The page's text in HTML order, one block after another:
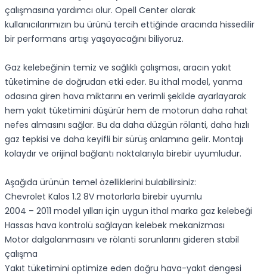
çalışmasına yardımcı olur. Opell Center olarak
kullanıcılarımızın bu ürünü tercih ettiğinde aracında hissedilir
bir performans artışı yaşayacağını biliyoruz.
Gaz kelebeğinin temiz ve sağlıklı çalışması, aracın yakıt
tüketimine de doğrudan etki eder. Bu ithal model, yanma
odasına giren hava miktarını en verimli şekilde ayarlayarak
hem yakıt tüketimini düşürür hem de motorun daha rahat
nefes almasını sağlar. Bu da daha düzgün rölanti, daha hızlı
gaz tepkisi ve daha keyifli bir sürüş anlamına gelir. Montajı
kolaydır ve orijinal bağlantı noktalarıyla birebir uyumludur.
Aşağıda ürünün temel özelliklerini bulabilirsiniz:
Chevrolet Kalos 1.2 8V motorlarla birebir uyumlu
2004 – 2011 model yılları için uygun ithal marka gaz kelebeği
Hassas hava kontrolü sağlayan kelebek mekanizması
Motor dalgalanmasını ve rölanti sorunlarını gideren stabil
çalışma
Yakıt tüketimini optimize eden doğru hava-yakıt dengesi